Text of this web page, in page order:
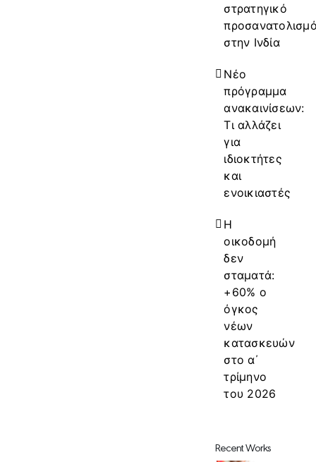
στρατηγικό
στην Ινδία
Νέο
πρόγραμμα
ανακαινίσεων:
Τι αλλάζει
για
ιδιοκτήτες
και
ενοικιαστές
Η
οικοδομή
δεν
σταματά:
+60% ο
όγκος
νέων
κατασκευών
στο α΄
τρίμηνο
του 2026
Recent Works